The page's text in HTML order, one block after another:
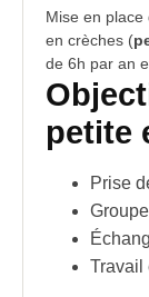
Mise en place
en crèches (
de 6h par an
petite
Prise